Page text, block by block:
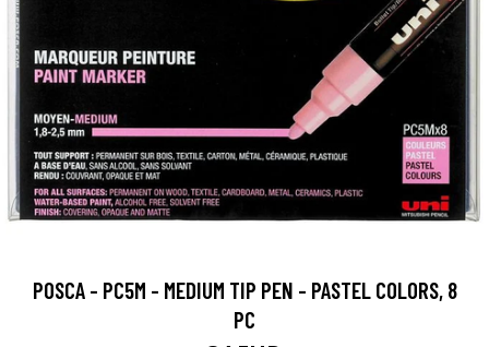
POSCA - PC5M - MEDIUM TIP PEN - PASTEL COLORS, 8
PC